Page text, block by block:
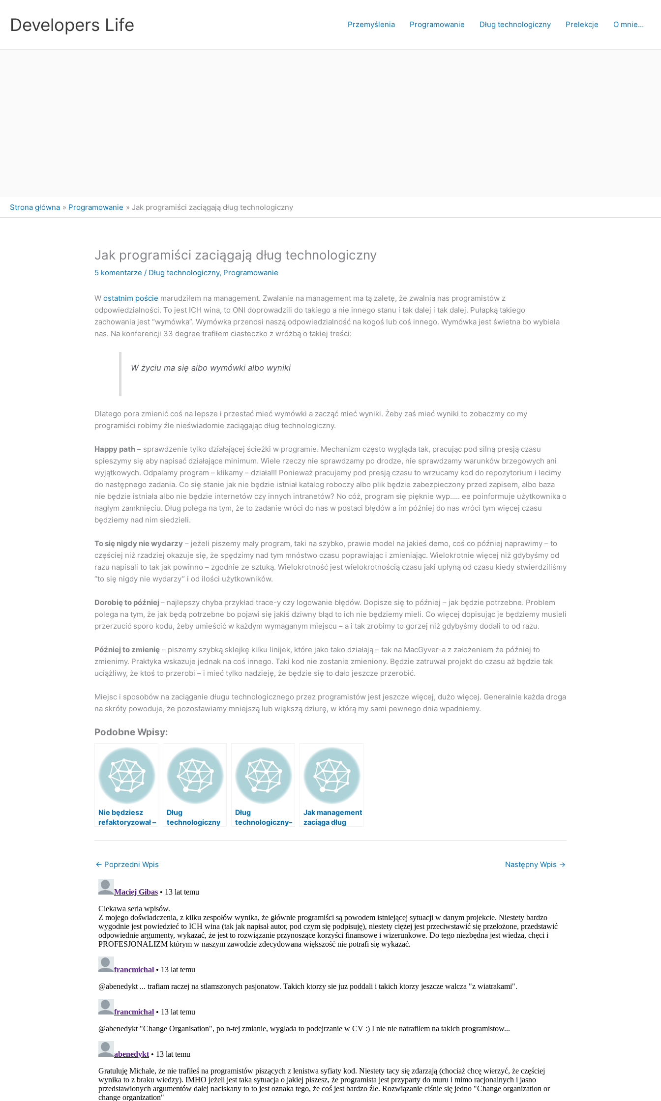
treściDevelopers Life Przemyślenia Programowanie Dług technologiczny Prelekcje O mnie…
Strona główna Programowanie Jak programiści zaciągają dług technologiczny
Jak programiści zaciągają dług technologiczny
5 komentarze / Dług technologiczny, Programowanie
W ostatnim poście marudziłem na management. Zwalanie na management ma tą zaletę, że zwalnia nas programistów z
odpowiedzialności. To jest ICH wina, to ONI doprowadzili do takiego a nie innego stanu i tak dalej i tak dalej. Pułapką takiego
zachowania jest “wymówka”. Wymówka przenosi naszą odpowiedzialność na kogoś lub coś innego. Wymówka jest świetna bo wybiela
nas. Na konferencji 33 degree trafiłem ciasteczko z wróżbą o takiej treści:
W życiu ma się albo wymówki albo wyniki
Dlatego pora zmienić coś na lepsze i przestać mieć wymówki a zacząć mieć wyniki. Żeby zaś mieć wyniki to zobaczmy co my
programiści robimy źle nieświadomie zaciągając dług technologiczny.
Happy path – sprawdzenie tylko działającej ścieżki w programie. Mechanizm często wygląda tak, pracując pod silną presją czasu
spieszymy się aby napisać działające minimum. Wiele rzeczy nie sprawdzamy po drodze, nie sprawdzamy warunków brzegowych ani
wyjątkowych. Odpalamy program – klikamy – działa!!! Ponieważ pracujemy pod presją czasu to wrzucamy kod do repozytorium i lecimy
do następnego zadania. Co się stanie jak nie będzie istniał katalog roboczy albo plik będzie zabezpieczony przed zapisem, albo baza
nie będzie istniała albo nie będzie internetów czy innych intranetów? No cóż, program się pięknie wyp….. ee poinformuje użytkownika o
nagłym zamknięciu. Dług polega na tym, że to zadanie wróci do nas w postaci błędów a im później do nas wróci tym więcej czasu
będziemy nad nim siedzieli.
To się nigdy nie wydarzy – jeżeli piszemy mały program, taki na szybko, prawie model na jakieś demo, coś co później naprawimy – to
częściej niż rzadziej okazuje się, że spędzimy nad tym mnóstwo czasu poprawiając i zmieniając. Wielokrotnie więcej niż gdybyśmy od
razu napisali to tak jak powinno – zgodnie ze sztuką. Wielokrotność jest wielokrotnością czasu jaki upłyną od czasu kiedy stwierdziliśmy
“to się nigdy nie wydarzy” i od ilości użytkowników.
Dorobię to później – najlepszy chyba przykład trace-y czy logowanie błędów. Dopisze się to później – jak będzie potrzebne. Problem
polega na tym, że jak będą potrzebne bo pojawi się jakiś dziwny błąd to ich nie będziemy mieli. Co więcej dopisując je będziemy musieli
przerzucić sporo kodu, żeby umieścić w każdym wymaganym miejscu – a i tak zrobimy to gorzej niż gdybyśmy dodali to od razu.
Później to zmienię – piszemy szybką sklejkę kilku linijek, które jako tako działają – tak na MacGyver-a z założeniem że później to
zmienimy. Praktyka wskazuje jednak na coś innego. Taki kod nie zostanie zmieniony. Będzie zatruwał projekt do czasu aż będzie tak
uciążliwy, że ktoś to przerobi – i mieć tylko nadzieję, że będzie się to dało jeszcze przerobić.
Miejsc i sposobów na zaciąganie długu technologicznego przez programistów jest jeszcze więcej, dużo więcej. Generalnie każda droga
na skróty powoduje, że pozostawiamy mniejszą lub większą dziurę, w którą my sami pewnego dnia wpadniemy.
Podobne Wpisy:
Nie będziesz
refaktoryzował –
dług
Dług
technologiczny
Dług
technologiczny–
Jak management
zaciąga dług
← Poprzedni Wpis Następny Wpis →